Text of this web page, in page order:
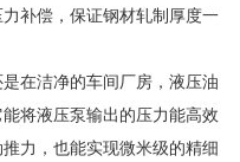
补偿，保证钢材轧制厚度一
在洁净的车间厂房，液压油
将液压泵输出的压力能高效
力，也能实现微米级的精细